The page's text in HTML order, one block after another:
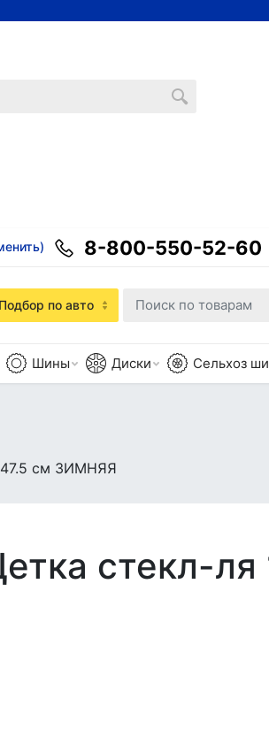
8-800-550-52-60
Шины Диски Сельхоз
Подбор по авто
47.5 см ЗИМНЯЯ
стекл-